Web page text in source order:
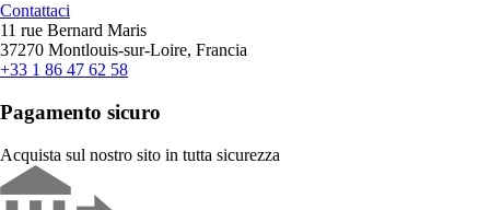
Contattaci
11 rue Bernard Maris
37270 Montlouis-sur-Loire, Francia
+33 1 86 47 62 58
Pagamento sicuro
Acquista sul nostro sito in tutta sicurezza